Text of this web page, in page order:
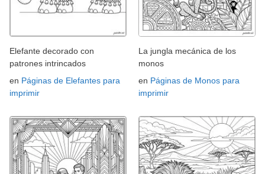
Elefante decorado con
patrones intrincados
en Páginas de Elefantes para
imprimir
La jungla mecánica de los
monos
en Páginas de Monos para
imprimir